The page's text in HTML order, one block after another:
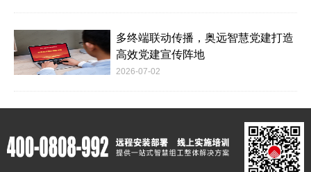
多终端联动传播，奥远智慧党建打造
高效党建宣传阵地
2026-07-02